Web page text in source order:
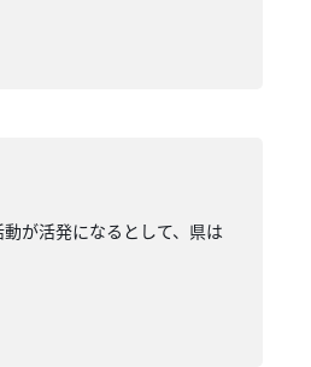
が活発になるとして、県は